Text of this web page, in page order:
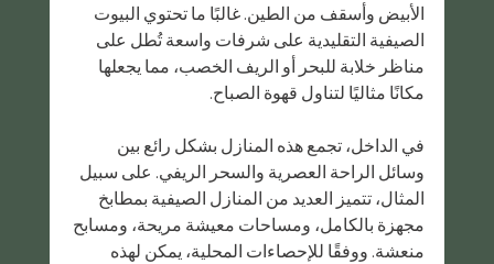
الأبيض وأسقف من الطين. غالبًا ما تحتوي البيوت
الصيفية التقليدية على شرفات واسعة تُطل على
مناظر خلابة للبحر أو الريف الخصب، مما يجعلها
مكانًا مثاليًا لتناول قهوة الصباح.
في الداخل، تجمع هذه المنازل بشكل رائع بين
وسائل الراحة العصرية والسحر الريفي. على سبيل
المثال، تتميز العديد من المنازل الصيفية بمطابخ
مجهزة بالكامل، ومساحات معيشة مريحة، ومسابح
منعشة. ووفقًا للإحصاءات المحلية، يمكن لهذه